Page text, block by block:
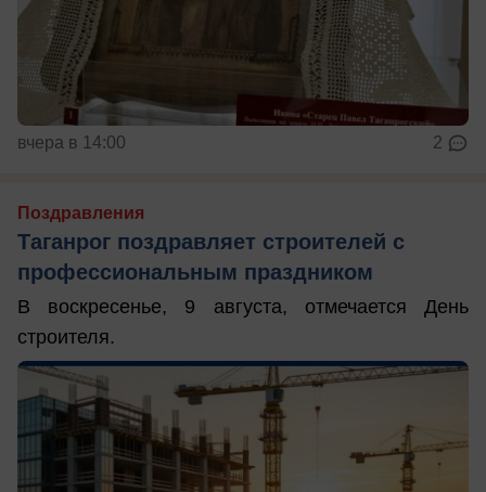
вчера в 14:00 2
Поздравления
Таганрог поздравляет строителей с
профессиональным праздником
В воскресенье, 9 августа, отмечается День
строителя.